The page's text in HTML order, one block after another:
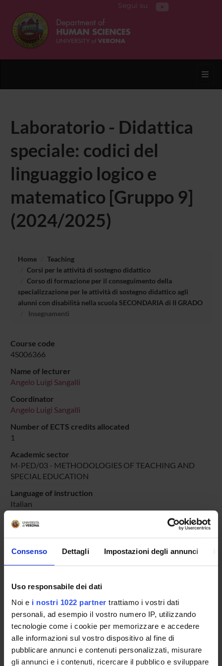
Consenso Dettagli Impostazioni degli annunci
Uso responsabile dei dati
Noi e i nostri 1022 partner trattiamo i vostri dati
personali, ad esempio il vostro numero IP, utilizzando
tecnologie come i cookie per memorizzare e accedere
alle informazioni sul vostro dispositivo al fine di
pubblicare annunci e contenuti personalizzati, misurare
gli annunci e i contenuti, ricercare il pubblico e sviluppare
Segui su
Laboratorio - Didattica
speciale: codici del
linguaggio logico e
matematico [Gruppo 9]
(2024/2025)
Home
Teaching
Corsi per le attività di sostegno didattico
Corso di formazione per il conseguimento della
specializzazione per le attività di sostegno didattico agli
alunni con disabilità nella scuola SECONDARIA di II GRADO
Insegnamenti
Course code
4S006366
Name of lecturer
Angelo Luigi Sangalli
Coordinator
Angelo Luigi Sangalli
Number of ECTS credits allocated
1
Academic sector
M-PED/03 - METHODOLOGIES OF TEACHING AND
SPECIAL EDUCATION
Language of instruction
Italian
Period
DIDATTICA SOSTEGNO
dal Oct 25, 2025 al Jun 30, 2025.
Course news
Go to lesson schedule